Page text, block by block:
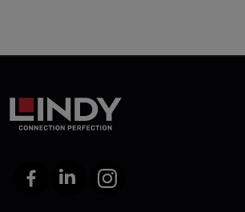
FacebookLinkedIn Instagram